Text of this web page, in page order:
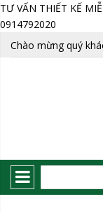
TƯ VẤN THIẾT KẾ
0914792020
Chào mừng quý